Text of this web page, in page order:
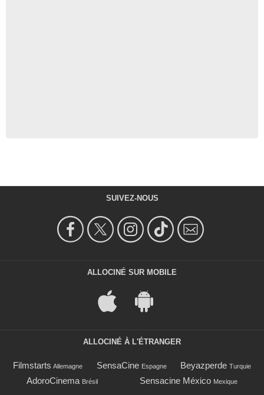
SUIVEZ-NOUS
ALLOCINÉ SUR MOBILE
ALLOCINÉ À L'ÉTRANGER
Filmstarts Allemagne SensaCine Espagne Beyazperde Turquie
AdoroCinema Brésil Sensacine México Mexique